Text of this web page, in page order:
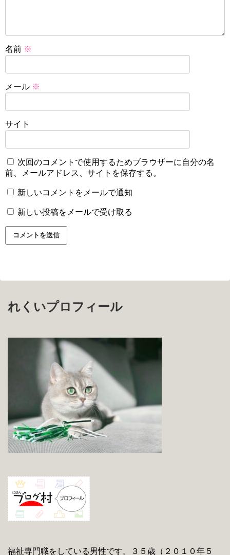
名前 ※
メール ※
サイト
次回のコメントで使用するためブラウザーに自分の名
前、メールアドレス、サイトを保存する。
新しいコメントをメールで通知
新しい投稿をメールで受け取る
れくいプロフィール
福祉専門職をしている男性です。３５歳（２０１０年５